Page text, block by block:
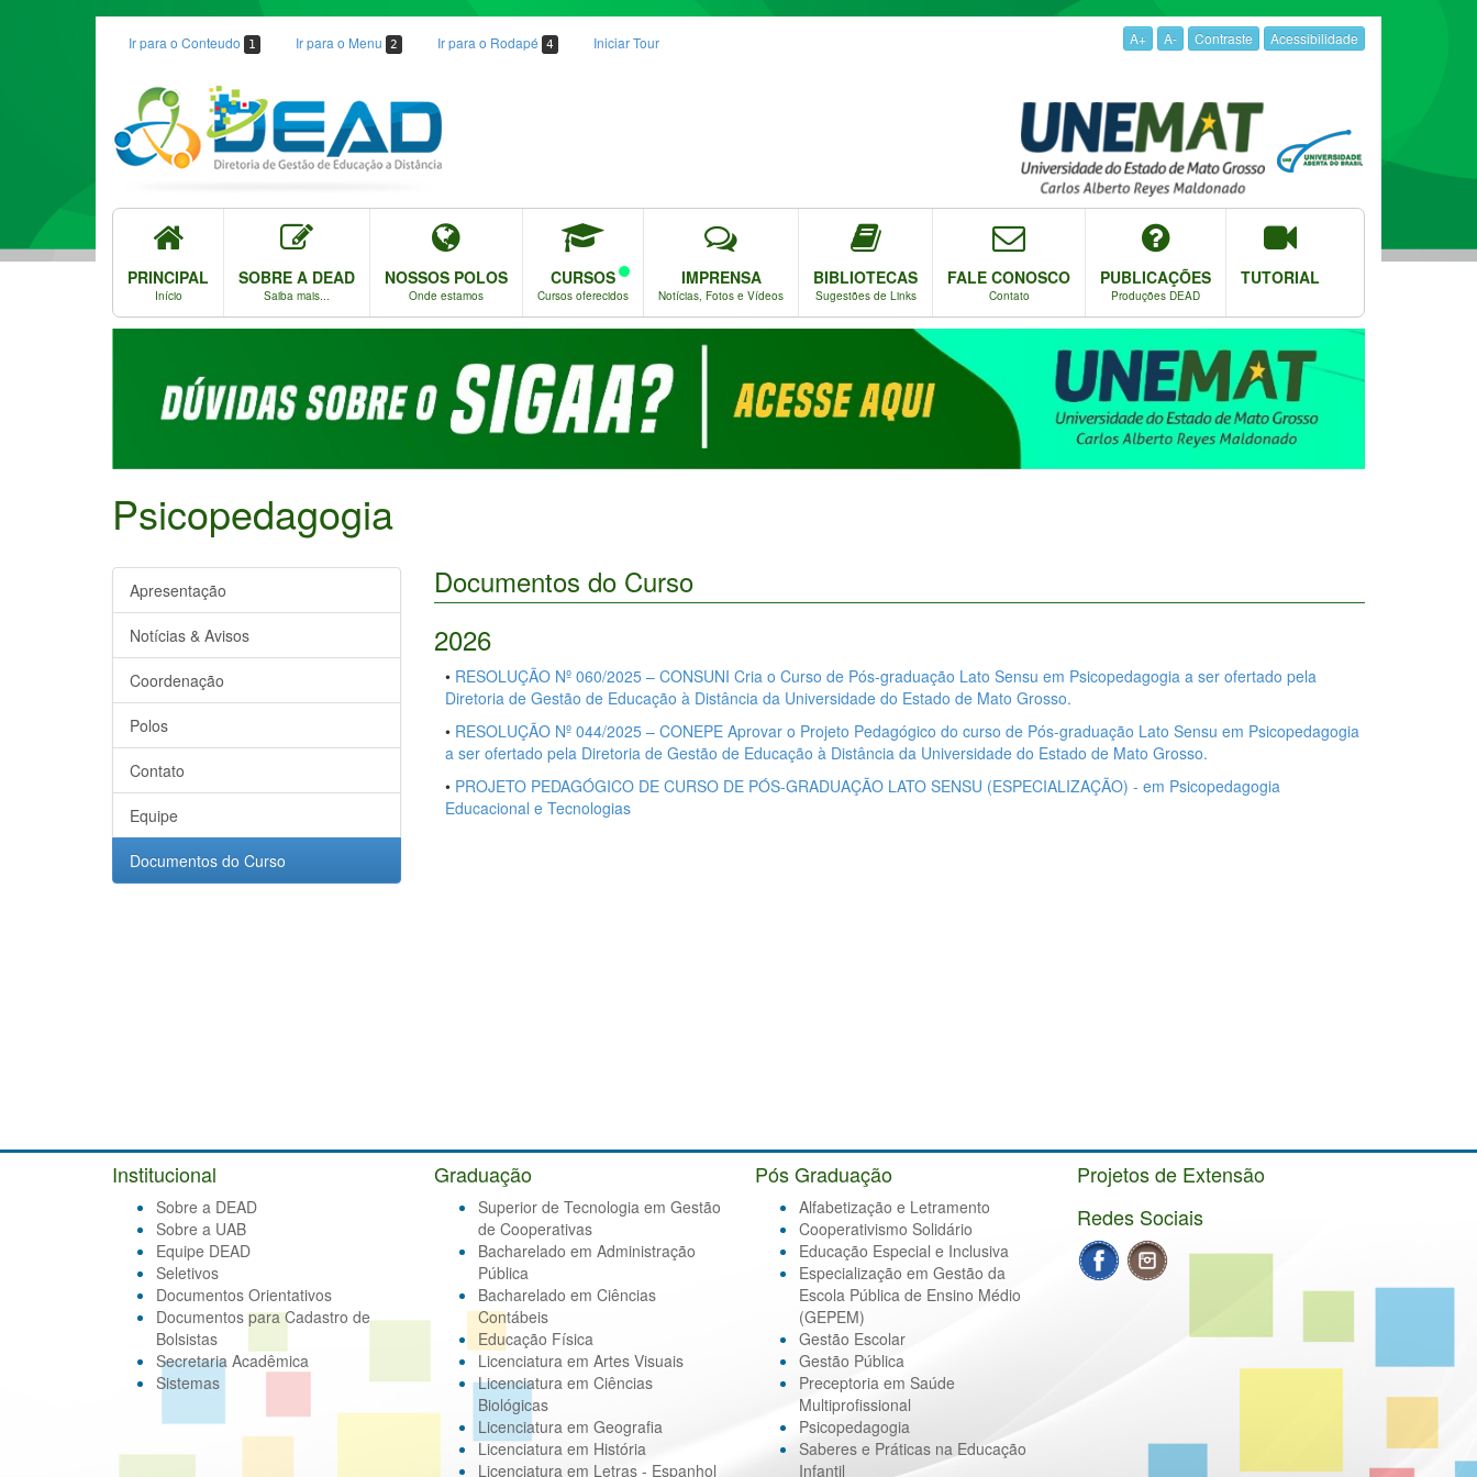
Ir para o Conteudo 1 Ir para o Menu 2 Ir para o Rodapé 4 Iniciar Tour A+ A- Contraste Acessibilidade
PRINCIPAL
Início
SOBRE A DEAD
Saiba mais...
NOSSOS POLOS
Onde estamos
CURSOS
Cursos oferecidos
IMPRENSA
Notícias, Fotos e Vídeos
BIBLIOTECAS
Sugestões de Links
FALE CONOSCO
Contato
PUBLICAÇÕES
Produções DEAD
TUTORIAL
Psicopedagogia
Apresentação
Notícias & Avisos
Coordenação
Polos
Contato
Equipe
Documentos do Curso
Documentos do Curso
2026
• RESOLUÇÃO Nº 060/2025 – CONSUNI Cria o Curso de Pós-graduação Lato Sensu em Psicopedagogia a ser ofertado pela
Diretoria de Gestão de Educação à Distância da Universidade do Estado de Mato Grosso.
• RESOLUÇÃO Nº 044/2025 – CONEPE Aprovar o Projeto Pedagógico do curso de Pós-graduação Lato Sensu em Psicopedagogia
a ser ofertado pela Diretoria de Gestão de Educação à Distância da Universidade do Estado de Mato Grosso.
• PROJETO PEDAGÓGICO DE CURSO DE PÓS-GRADUAÇÃO LATO SENSU (ESPECIALIZAÇÃO) - em Psicopedagogia
Educacional e Tecnologias
Institucional
Sobre a DEAD
Sobre a UAB
Equipe DEAD
Seletivos
Documentos Orientativos
Documentos para Cadastro de
Bolsistas
Secretaria Acadêmica
Sistemas
Graduação
Superior de Tecnologia em Gestão
de Cooperativas
Bacharelado em Administração
Pública
Bacharelado em Ciências
Contábeis
Educação Física
Licenciatura em Artes Visuais
Licenciatura em Ciências
Biológicas
Licenciatura em Geografia
Licenciatura em História
Licenciatura em Letras - Espanhol
Pós Graduação
Alfabetização e Letramento
Cooperativismo Solidário
Educação Especial e Inclusiva
Especialização em Gestão da
Escola Pública de Ensino Médio
(GEPEM)
Gestão Escolar
Gestão Pública
Preceptoria em Saúde
Multiprofissional
Psicopedagogia
Saberes e Práticas na Educação
Infantil
Projetos de Extensão
Redes Sociais